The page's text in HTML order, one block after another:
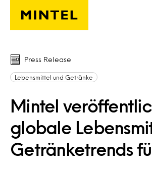
Skip to main content
Press Release
Lebensmittel und Getränke
Mintel
globale
Getränketrends